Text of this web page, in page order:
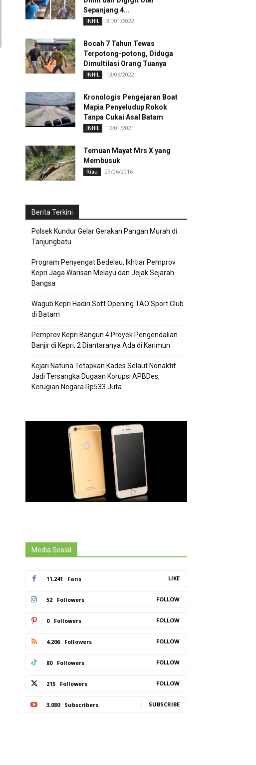
Sepanjang 4...
INHIL 31/01/2022
Bocah 7 Tahun Tewas
Terpotong-potong, Diduga
Dimultilasi Orang Tuanya
INHIL 13/06/2022
Kronologis Pengejaran Boat
Mapia Penyeludup Rokok
Tanpa Cukai Asal Batam
INHIL 16/01/2021
Temuan Mayat Mrs X yang
Membusuk
Riau 29/06/2016
Berita Terkini
Polsek Kundur Gelar Gerakan Pangan Murah di
Tanjungbatu
Program Penyengat Bedelau, Ikhtiar Pemprov
Kepri Jaga Warisan Melayu dan Jejak Sejarah
Bangsa
Wagub Kepri Hadiri Soft Opening TAO Sport Club
di Batam
Pemprov Kepri Bangun 4 Proyek Pengendalian
Banjir di Kepri, 2 Diantaranya Ada di Karimun
Kejari Natuna Tetapkan Kades Selaut Nonaktif
Jadi Tersangka Dugaan Korupsi APBDes,
Kerugian Negara Rp533 Juta
Media Sosial
11,241 Fans LIKE
52 Followers FOLLOW
0 Followers FOLLOW
4,206 Followers FOLLOW
80 Followers FOLLOW
215 Followers FOLLOW
3,080 Subscribers SUBSCRIBE